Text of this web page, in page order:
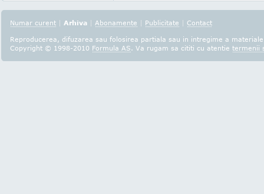
Numar curent | Arhiva | Abonamente | Publicitate | Contact
Reproducerea, difuzarea sau folosirea partiala sau in intregime a
Copyright © 1998-2010 Formula AS. Va rugam sa cititi cu atentie termenii